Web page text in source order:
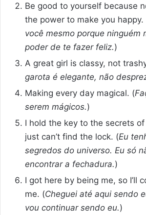
Be good to yourself because
the power to make you happy.
você mesmo porque ninguém
poder de te fazer feliz.)
A great girl is classy, not
garota é elegante, não
Making every day magical. (
serem mágicos.)
I hold the key to the secrets
just can’t find the lock. (Eu
segredos do universo. Eu só
encontrar a fechadura.)
I got here by being me, so I’ll
me. (Cheguei até aqui sendo
vou continuar sendo eu.)